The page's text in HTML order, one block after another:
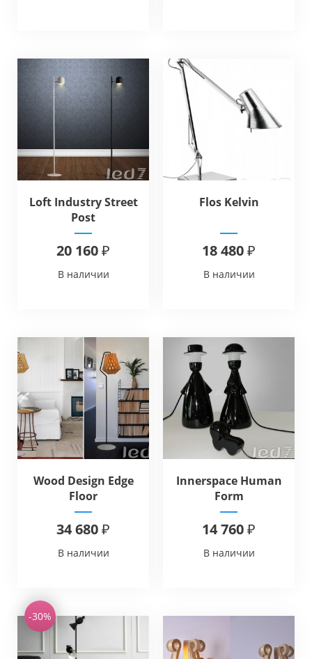
Loft Industry Street
Post
20 160 ₽
В наличии
Flos Kelvin
18 480 ₽
В наличии
Wood Design Edge
Floor
34 680 ₽
В наличии
Innerspace Human
Form
14 760 ₽
В наличии
-30%